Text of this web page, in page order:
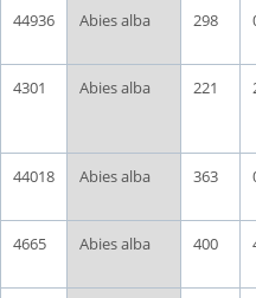
44936 Abies alba 298
4301 Abies alba 221
44018 Abies alba 363
4665 Abies alba 400